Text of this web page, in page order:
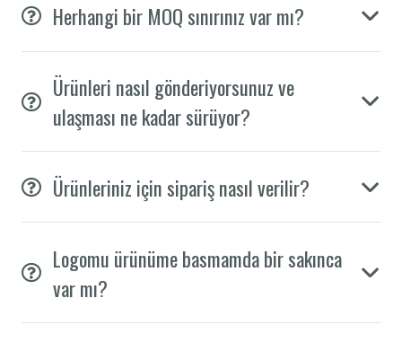
Herhangi bir MOQ sınırınız var mı?
Ürünleri nasıl gönderiyorsunuz ve
ulaşması ne kadar sürüyor?
Ürünleriniz için sipariş nasıl verilir?
Logomu ürünüme basmamda bir sakınca
var mı?